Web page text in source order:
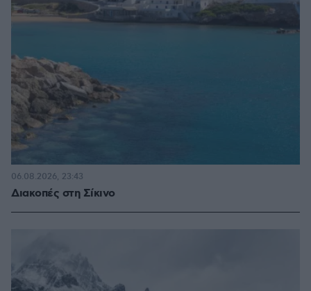
Διακοπές στη Σίκινο
06.08.2026, 23:43